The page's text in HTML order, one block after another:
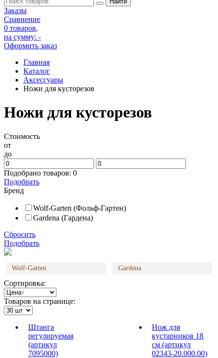
Заказы
Сравнение
0 товаров,
на сумму: -
Оформить заказ
Главная
Каталог
Аксессуары
Ножи для кусторезов
Ножи для кусторезов
Стоимость
от
до
Подобрано товаров: 0
Подобрать
Бренд
Wolf-Garten (Фольф-Гартен)
Gardena (Гардена)
Сбросить
Подобрать
Wolf-Garten Gardena
Сортировка:
Товаров на странице:
Штанга
регулируемая
(артикул
7095000)
Нож для
кустарников 18
см (артикул
02343-20.000.00)